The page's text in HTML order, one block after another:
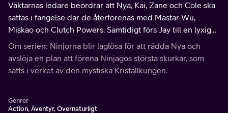
Väktarnas ledare beordrar att Nya, Kai, Zane och Cole ska
sättas i fängelse där de återförenas med Mästar Wu,
Miskao och Clutch Powers. Samtidigt förs Jay till en lyxig
hydda och får fantastisk mat medan väktarna kallar honom
som "Gåvan Jay".
Om serien: Ninjorna blir laglösa för att rädda Nya och
avslöja en plan att förena Ninjagos största skurkar, som
satts i verket av den mystiska Kristallkungen.
Genrer
Action, Äventyr, Övernaturligt